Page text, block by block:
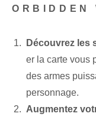
ORBIDDEN
Découvrez les
er la carte vous
des armes
personnage.
Augmentez